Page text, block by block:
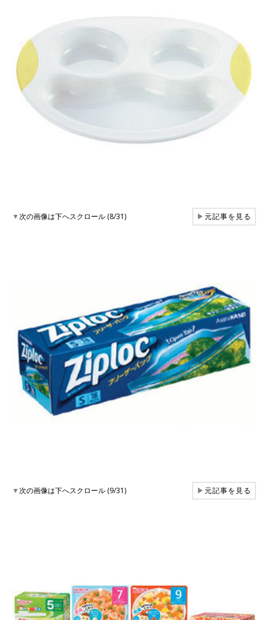
▼次の画像は下へスクロール (8/31) ▶元記事を見る
▼次の画像は下へスクロール (9/31) ▶元記事を見る